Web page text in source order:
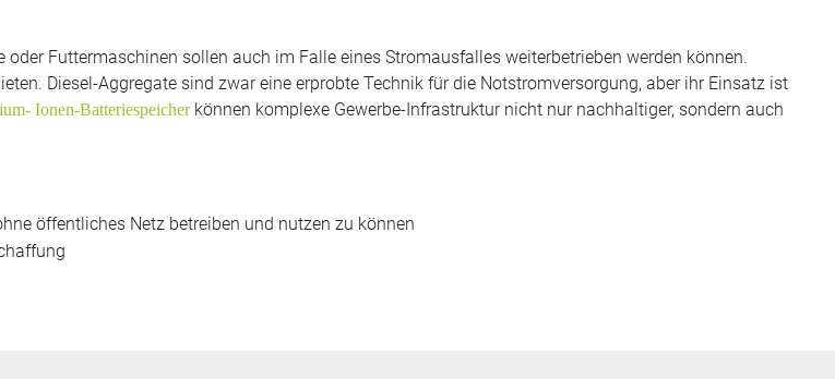
Futtermaschinen sollen auch im Falle eines Stromausfalles weiterbetrieben werden können.
Diesel-Aggregate sind zwar eine erprobte Technik für die Notstromversorgung, aber ihr Einsatz ist
Ionen-Batteriespeicherkönnen komplexe Gewerbe-Infrastruktur nicht nur nachhaltiger, sondern auch
öffentliches Netz betreiben und nutzen zu können